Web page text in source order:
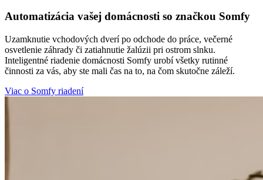
Automatizácia vašej domácnosti so značkou Somfy
Uzamknutie vchodových dverí po odchode do práce, večerné
osvetlenie záhrady či zatiahnutie žalúzii pri ostrom slnku.
Inteligentné riadenie domácnosti Somfy urobí všetky rutinné
činnosti za vás, aby ste mali čas na to, na čom skutočne záleží.
Viac o Somfy riadení